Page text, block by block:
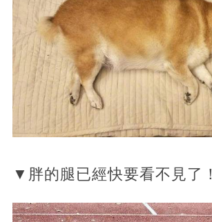
▼胖的腿已經快要看不見了！